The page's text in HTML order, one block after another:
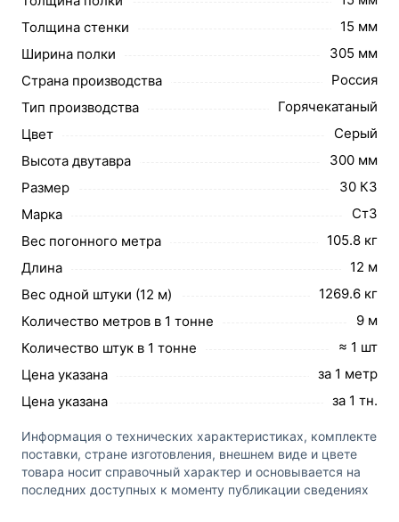
Толщина стенки
15 мм
Ширина полки
305 мм
Страна производства
Россия
Тип производства
Горячекатаный
Цвет
Серый
Высота двутавра
300 мм
Размер
30 К3
Марка
Ст3
Вес погонного метра
105.8 кг
Длина
12 м
Вес одной штуки (12 м)
1269.6 кг
Количество метров в 1 тонне
9 м
Количество штук в 1 тонне
≈ 1 шт
Цена указана
за 1 метр
Цена указана
за 1 тн.
Информация о технических характеристиках, комплекте
поставки, стране изготовления, внешнем виде и цвете
товара носит справочный характер и основывается на
последних доступных к моменту публикации сведениях